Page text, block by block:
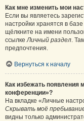
Как мне изменить мои
Если вы являетесь
настройки хранятся в
щёлкните на имени
ссылкеЛичный раздел.
предпочтения.
Вернуться к началу
Как избежать появления
конференции»?
На вкладке «Личные
Скрывать моё
видны только